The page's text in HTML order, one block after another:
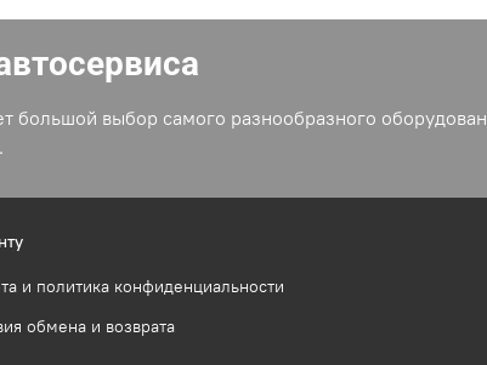
большой выбор самого разнообразного
и политика конфиденциальности
обмена и возврата